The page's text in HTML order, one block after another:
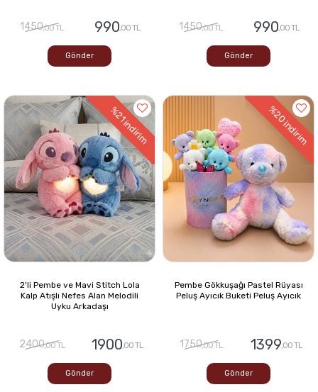
1450,00 TL 990,00 TL
Gönder
1450,00 TL 990,00 TL
Gönder
%21
indirim
2'li Pembe ve Mavi Stitch Lola
Kalp Atışlı Nefes Alan Melodili
Uyku Arkadaşı
2400,00 TL 1900,00 TL
Gönder
%20
indirim
Pembe Gökkuşağı Pastel Rüyası
Peluş Ayıcık Buketi Peluş Ayıcık
1750,00 TL 1399,00 TL
Gönder